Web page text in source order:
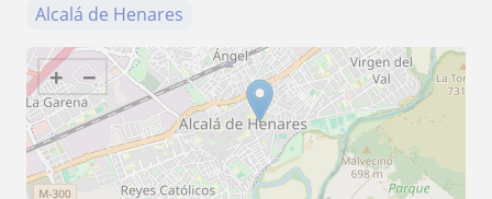
Alcalá de Henares
+ −